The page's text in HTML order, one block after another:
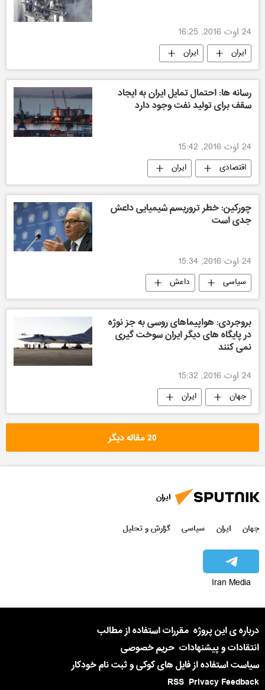
24 اوت 2016, 16:25
ایران ایران
رسانه ها: احتمال تمایل ایران به ایجاد
سقف برای تولید نفت وجود دارد
24 اوت 2016, 15:42
اقتصادی ایران
چورکین: خطر تروریسم شیمیایی داعش
جدی است
24 اوت 2016, 15:34
سیاسی داعش
بروجردی: هواپیماهای روسی به جز نوژه
در پایگاه های دیگر ایران سوخت گیری
نمی کنند
24 اوت 2016, 15:32
جهان ایران
20 مقاله دیگر
ایران
جهان ایران سیاسی گزارش و تحلیل
Iran Media
درباره ی این پروژه مقررات استفاده از مطالب
انتقادات و پیشنهادات حریم خصوصی
سیاست استفاده از فایل های کوکی و ثبت نام خودکار
Privacy Feedback
RSS